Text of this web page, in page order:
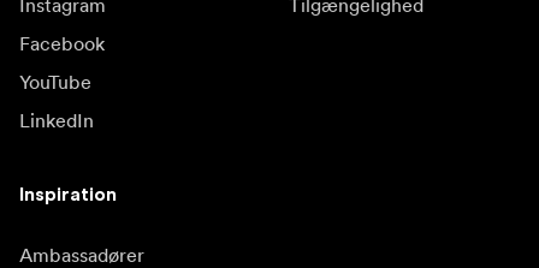
Facebook
YouTube
LinkedIn
Inspiration
Ambassadører